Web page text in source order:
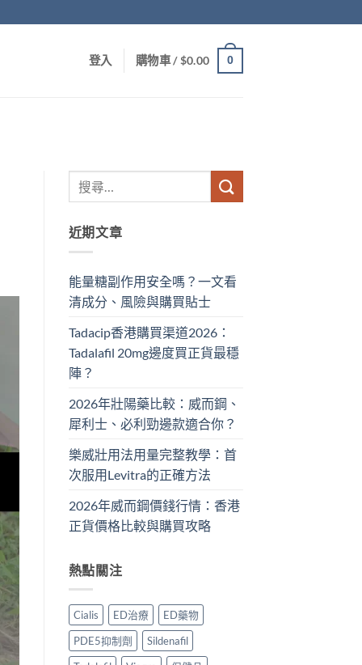
登入 購物車 /$0.00 0
近期文章
能量糖副作用安全嗎？一文看
清成分、風險與購買貼士
Tadacip香港購買渠道2026：
Tadalafil 20mg邊度買正貨最穩
陣？
2026年壯陽藥比較：威而鋼、
犀利士、必利勁邊款適合你？
樂威壯用法用量完整教學：首
次服用Levitra的正確方法
2026年威而鋼價錢行情：香港
正貨價格比較與購買攻略
熱點關注
Cialis ED治療
ED藥物
PDE5抑制劑
Sildenafil